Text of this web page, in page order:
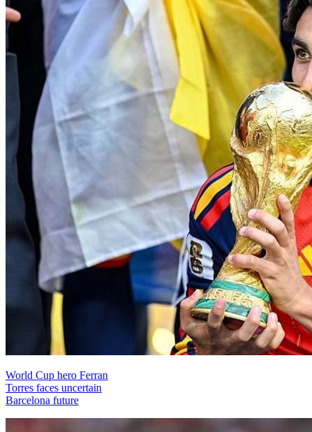
World Cup hero Ferran
Torres faces uncertain
Barcelona future